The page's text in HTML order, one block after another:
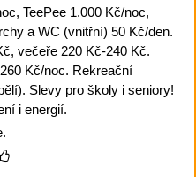
TeePee 1.000 Kč/noc,
a WC (vnitřní) 50 Kč/den.
večeře 220 Kč-240 Kč.
Kč/noc. Rekreační
Slevy pro školy i seniory!
i energií.